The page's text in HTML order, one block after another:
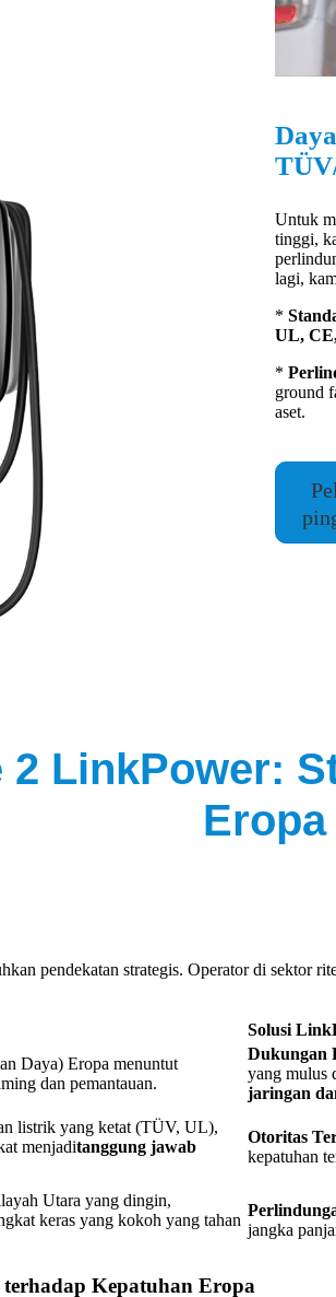
Untuk
tinggi,
lagi,
*
UL,
*
ground
aset.
LinkPower:
Eropa
pendekatan strategis. Operator di sektor
Solusi
Daya) Eropa menuntut
dan pemantauan.
Dukungan
yang mulus
jaringan
listrik yang ketat (TÜV, UL),
menjaditanggung jawab
Otoritas
kepatuhan
Utara yang dingin,
keras yang kokoh yang tahan
jangka
Kepatuhan Eropa